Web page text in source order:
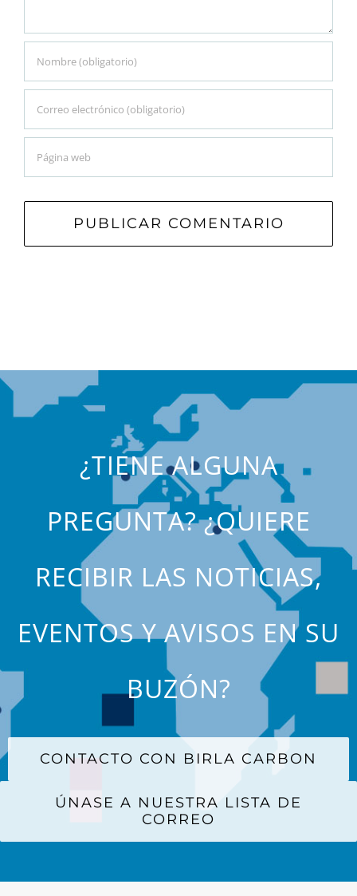
¿TIENE ALGUNA
PREGUNTA? ¿QUIERE
RECIBIR LAS NOTICIAS,
EVENTOS Y AVISOS EN SU
BUZÓN?
CONTACTO CON BIRLA CARBON
ÚNASE A NUESTRA LISTA DE
CORREO